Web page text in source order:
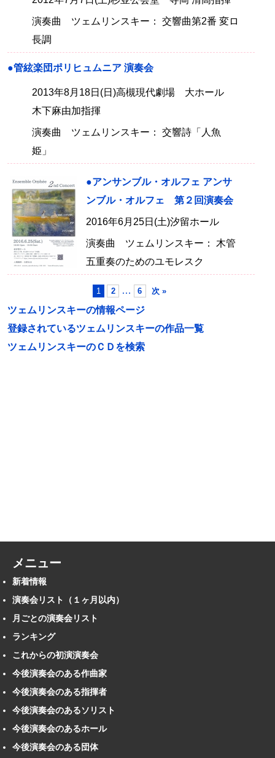
演奏曲 ツェムリンスキー： 交響曲第2番 変ロ
長調
●管絃楽団ポリヒュムニア 演奏会
2013年8月18日(日)高槻現代劇場 大ホール
木下麻由加指揮
演奏曲 ツェムリンスキー： 交響詩「人魚
姫」
●アンサンブル・オルフェ アンサ
ンブル・オルフェ 第２回演奏会
2016年6月25日(土)汐留ホール
演奏曲 ツェムリンスキー： 木管
五重奏のためのユモレスク
1 2 … 6 次 »
ツェムリンスキーの情報ページ
登録されているツェムリンスキーの作品一覧
ツェムリンスキーのＣＤを検索
メニュー
新着情報
演奏会リスト（１ヶ月以内）
月ごとの演奏会リスト
ランキング
これからの初演演奏会
今後演奏会のある作曲家
今後演奏会のある指揮者
今後演奏会のあるソリスト
今後演奏会のあるホール
今後演奏会のある団体